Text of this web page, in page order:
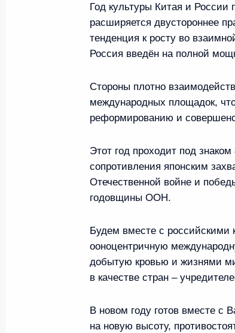
Посещение Московского
Ломоносова
Совещание с членами
23 января 2025 года, 18:00
Телефонный разговор с
Умару Сиссоку Эмбало
Заседание
Год культуры Китая и России
расширяется двустороннее
тенденция к росту во
Россия введён на полной
Стороны плотно
международных площадок,
реформированию и
Этот год проходит под
сопротивления японским
Отечественной войне и
годовщины ООН.
Будем вместе с российскими
ооноцентричную
добытую кровью и жизнями
в качестве стран –
В новом году готов вместе с
на новую высоту,